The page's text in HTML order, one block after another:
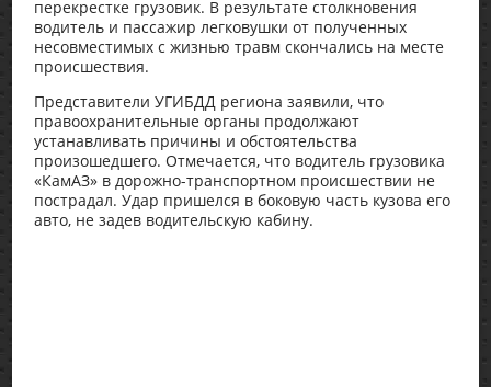
перекрестке грузовик. В результате столкновения
водитель и пассажир легковушки от полученных
несовместимых с жизнью травм скончались на месте
происшествия.
Представители УГИБДД региона заявили, что
правоохранительные органы продолжают
устанавливать причины и обстоятельства
произошедшего. Отмечается, что водитель грузовика
«КамАЗ» в дорожно-транспортном происшествии не
пострадал. Удар пришелся в боковую часть кузова его
авто, не задев водительскую кабину.